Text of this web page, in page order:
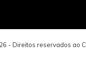
- Direitos reservados ao